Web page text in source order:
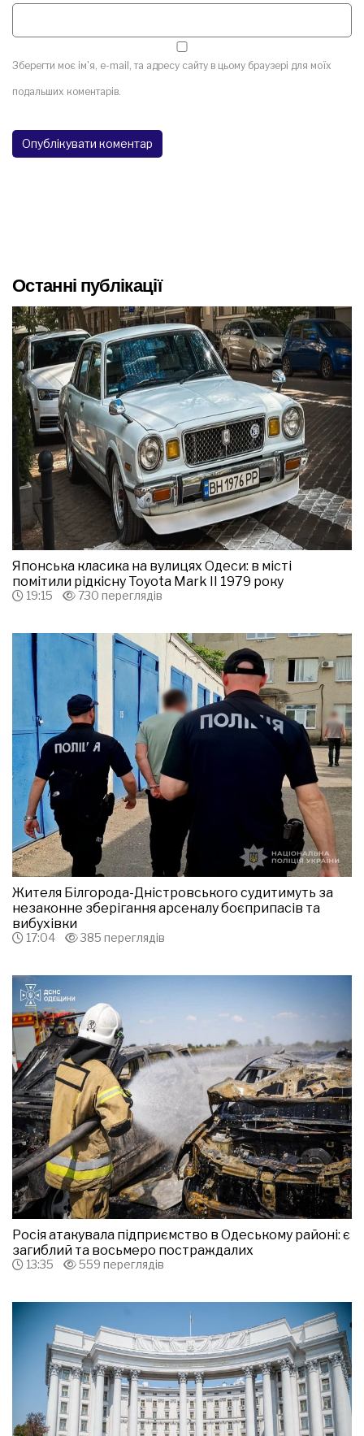
Зберегти моє ім'я, e-mail, та адресу сайту в цьому браузері для моїх
подальших коментарів.
Останні публікації
Японська класика на вулицях Одеси: в місті
помітили рідкісну Toyota Mark II 1979 року
19:15 730 переглядів
Жителя Білгорода-Дністровського судитимуть за
незаконне зберігання арсеналу боєприпасів та
вибухівки
17:04 385 переглядів
Росія атакувала підприємство в Одеському районі: є
загиблий та восьмеро постраждалих
13:35 559 переглядів